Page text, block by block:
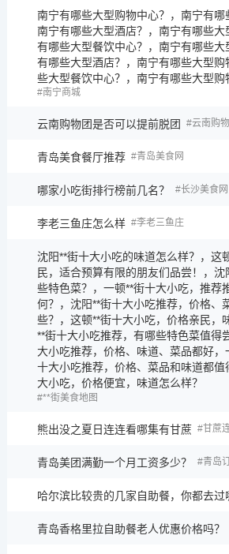
南宁有哪些大型购物中心？，南宁有哪
南宁有哪些大型酒店？，南宁有哪些大
有哪些大型餐饮中心？，南宁有哪些大
有哪些大型酒店？，南宁有哪些大型
些大型餐饮中心？，南宁有哪些大型购
南宁商城
云南购物团是否可以提前脱团 云南购
青岛美食餐厅推荐 青岛美食网
哪家小吃街排行榜前几名？ 长沙美食网
李老三鱼庄怎么样 李老三鱼庄
沈阳**街十大小吃的味道怎么样？，这
民，适合预算有限的朋友们品尝！，
些特色菜？，一顿**街十大小吃，推荐
何？，沈阳**街十大小吃推荐，价格、
些？，这顿**街十大小吃，价格亲民，
**街十大小吃推荐，有哪些特色菜值得
大小吃推荐，价格、味道、菜品都好，
十大小吃推荐，价格、菜品和味道都值
大小吃，价格便宜，味道怎么样？
**街美食地图
熊出没之夏日连连看哪集有甘蔗 甘蔗
青岛美团满勤一个月工资多少？ 青岛
哈尔滨比较贵的几家自助餐，你都去过
青岛香格里拉自助餐老人优惠价格吗？